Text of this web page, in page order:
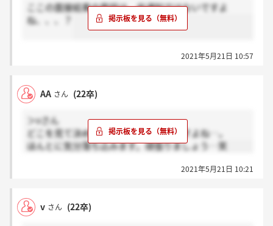
ここの面接結果の電話は、非通知ではないですよ
ね、、、？
2021年5月21日 10:57
AA さん (22卒)
＞vさん
どこを見て決めているか分からないですよね‥。
ほんとに気分落ち込みます。頑張りましょう‥笑
2021年5月21日 10:21
v さん (22卒)